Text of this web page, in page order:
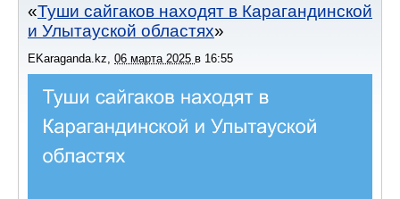
Туши сайгаков находят в Карагандинской
и Улытауской областях
EKaraganda.kz 06 марта 2025 в 16:55